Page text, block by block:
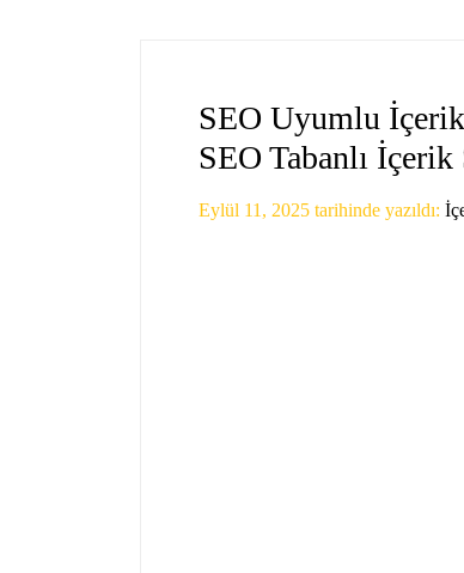
SEO Uyumlu
SEO Tabanlı
Eylül 11, 2025 tarihinde yazıldı: